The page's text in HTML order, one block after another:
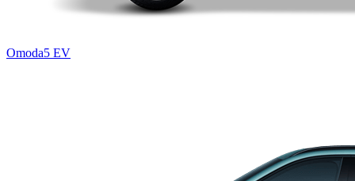
Omoda5 EV